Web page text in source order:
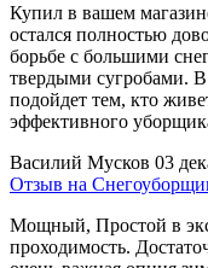
Купил в вашем
остался полностью
борьбе с большими
твердыми сугробами.
подойдет тем, кто
эффективного
Василий Мусков 03
Отзыв на
Мощный, Простой в
проходимость.